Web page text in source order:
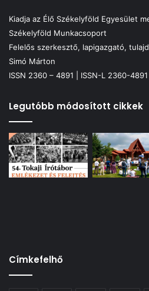
Kiadja az Élő Székelyföld Egyesület
Székelyföld Munkacsoport
Felelős szerkesztő, lapigazgató,
Simó Márton
ISSN 2360 – 4891 | ISSN-L 2360-4891
Legutóbb módosított cikkek
Címkefelhő